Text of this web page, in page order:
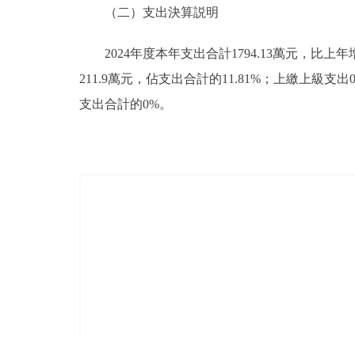
（二）支出決算説明
2024年度本年支出合計1794.13萬元，比上
211.9萬元，佔支出合計的11.81%；上繳上級支
支出合計的0%。